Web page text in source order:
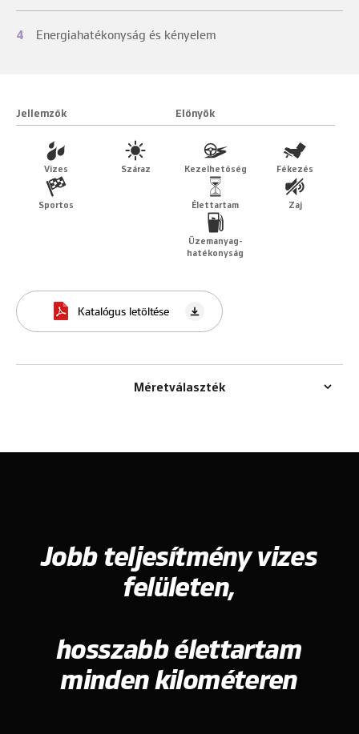
4 Energiahatékonyság és kényelem
Jellemzők
Vizes Száraz
Sportos
Előnyök
Kezelhetőség Fékezés
Élettartam Zaj
Üzemanyag-
hatékonyság
Katalógus letöltése
Méretválaszték
Jobb teljesítmény vizes
felületen,
hosszabb élettartam
minden kilométeren